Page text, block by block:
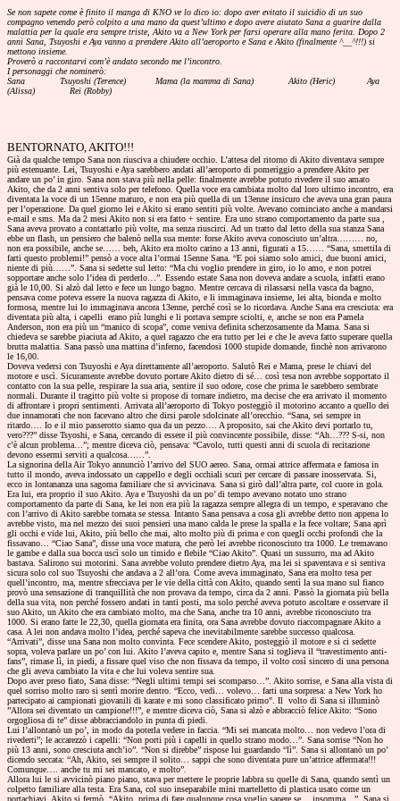
Se non sapete come è finito il manga di KNO ve lo dico io: dopo aver evitato il suicidio di un suo
compagno venendo però colpito a una mano da quest’ultimo e dopo avere aiutato Sana a guarire dalla
malattia per la quale era sempre triste, Akito va a New York per farsi operare alla mano ferita. Dopo 2
anni Sana, Tsuyoshi e Aya vanno a prendere Akito all’aeroporto e Sana e Akito (finalmente ^__^!!!) si
mettono insieme.
Proverò a raccontarvi com’è andato secondo me l’incontro.
I personaggi che nominerò:
Sana
Tsuyoshi (Terence) Mama (la mamma di Sana) Akito (Heric)
Aya
(Alissa)
Rei (Robby)
BENTORNATO, AKITO!!!
Già da qualche tempo Sana non riusciva a chiudere occhio. L’attesa del ritorno di Akito diventava sempre
più estenuante. Lei, Tsuyoshi e Aya sarebbero andati all’aeroporto di pomeriggio a prendere Akito per
andare un po’ in giro. Sana non stava più nella pelle: finalmente avrebbe potuto rivedere il suo amato
Akito, che da 2 anni sentiva solo per telefono. Quella voce era cambiata molto dal loro ultimo incontro, era
diventata la voce di un 15enne maturo, e non era più quella di un 13enne insicuro che aveva una gran paura
per l’operazione. Da quel giorno lei e Akito si erano sentiti più volte. Avevano cominciato anche a mandarsi
e-mail e sms. Ma da 2 mesi Akito non si era fatto + sentire. Era uno strano comportamento da parte sua ,
Sana aveva provato a contattarlo più volte, ma senza riuscirci. Ad un tratto dal letto della sua stanza Sana
ebbe un flash, un pensiero che balenò nella sua mente: forse Akito aveva conosciuto un’altra……… no,
non era possibile, anche se…… beh, Akito era molto carino a 13 anni, figurati a 15…… “Sana, smettila di
farti questo problemi!” pensò a voce alta l’ormai 15enne Sana. “E poi siamo solo amici, due buoni amici,
niente di più……”. Sana si sedette sul letto: “Ma chi voglio prendere in giro, io lo amo, e non potrei
sopportare anche solo l’idea di perderlo…”. Essendo estate Sana non doveva andare a scuola, infatti erano
già le 10,00. Si alzò dal letto e fece un lungo bagno. Mentre cercava di rilassarsi nella vasca da bagno,
pensava come poteva essere la nuova ragazza di Akito, e li immaginava insieme, lei alta, bionda e molto
formosa, mentre lui lo immaginava ancora 13enne, perché così se lo ricordava. Anche Sana era cresciuta: era
diventata più alta, i capelli
erano più lunghi e li portava sempre sciolti, e, anche se non era Pamela
Anderson, non era più un “manico di scopa”, come veniva definita scherzosamente da Mama. Sana si
chiedeva se sarebbe piaciuta ad Akito, a quel ragazzo che era tutto per lei e che le aveva fatto superare quella
brutta malattia. Sana passò una mattina d’inferno, facendosi 1000 stupide domande, finchè non arrivarono
le 16,00.
Doveva vedersi con Tsuyoshi e Aya direttamente all’aeroporto. Salutò Rei e Mama, prese le chiavi del
motore e uscì. Sicuramente avrebbe dovuto portare Akito dietro di sé… così tesa non avrebbe sopportato il
contatto con la sua pelle, respirare la sua aria, sentire il suo odore, cose che prima le sarebbero sembrate
normali. Durante il tragitto più volte si propose di tornare indietro, ma decise che era arrivato il momento
di affrontare i propri sentimenti. Arrivata all’aeroporto di Tokyo posteggiò il motorino accanto a quello dei
due innamorati che non facevano altro che dirsi parole sdolcinate all’orecchio. “Sana, sei sempre in
ritardo…. Io e il mio passerotto siamo qua da un pezzo…. A proposito, sai che Akito devi portarlo tu,
vero???” disse Tsyoshi, e Sana, cercando di essere il più convincente possibile, disse: “Ah…??? S-si, non
c’è alcun problema…”; mentre diceva ciò, pensava: “Cavolo, tutti questi anni di scuola di recitazione
devono essermi serviti a qualcosa……”.
La signorina della Air Tokyo annunciò l’arrivo del SUO aereo. Sana, ormai attrice affermata e famosa in
tutto il mondo, aveva indossato un cappello e degli occhiali scuri per cercare di passare inosservata. Si,
ecco in lontananza una sagoma familiare che si avvicinava. Sana si girò dall’altra parte, col cuore in gola.
Era lui, era proprio il suo Akito. Aya e Tsuyoshi da un po’ di tempo avevano notato uno strano
comportamento da parte di Sana, ke lei non era più la ragazza sempre allegra di un tempo, e speravano che
con l’arrivo di Akito sarebbe tornata se stessa. Intanto Sana pensava a cosa gli avrebbe detto non appena lo
avrebbe visto, ma nel mezzo dei suoi pensieri una mano calda le prese la spalla e la fece voltare; Sana aprì
gli occhi e vide lui, Akito, più bello che mai, alto molto più di prima e con quegli occhi profondi che la
fissavano… “Ciao Sana”, disse una voce matura, che però lei avrebbe riconosciuto tra 1000. Le tremavano
le gambe e dalla sua bocca uscì solo un timido e flebile “Ciao Akito”. Quasi un sussurro, ma ad Akito
bastava. Salirono sui motorini. Sana avrebbe voluto prendere dietro Aya, ma lei si spaventava e si sentiva
sicura solo col suo Tsuyoshi che andava a 2 all’ora. Come aveva immaginato, Sana era molto tesa per
quell’incontro, ma, mentre sfrecciava per le vie della città con Akito, quando sentì la sua mano sul fianco
provò una sensazione di tranquillità che non provava da tempo, circa da 2 anni. Passò la giornata più bella
della sua vita, non perché fossero andati in tanti posti, ma solo perché aveva potuto ascoltare e osservare il
suo Akito, un Akito che era cambiato molto, ma che Sana, anche tra 10 anni, avrebbe riconosciuto tra
1000. Si erano fatte le 22,30, quella giornata era finita, ora Sana avrebbe dovuto riaccompagnare Akito a
casa. A lei non andava molto l’idea, perché sapeva che inevitabilmente sarebbe successo qualcosa.
“Arrivati”, disse una Sana non molto convinta. Fece scendere Akito, posteggiò il motore e si ci sedette
sopra, voleva parlare un po’ con lui. Akito l’aveva capito e, mentre Sana si toglieva il “travestimento anti-
fans”, rimase lì, in piedi, a fissare quel viso che non fissava da tempo, il volto così sincero di una persona
che gli aveva cambiato la vita e che lui voleva sentire sua.
Dopo aver preso fiato, Sana disse: “Negli ultimi tempi sei scomparso…”. Akito sorrise, e Sana alla vista di
quel sorriso molto raro si sentì morire dentro. “Ecco, vedi… volevo… farti una sorpresa: a New York ho
partecipato ai campionati giovanili di karate e mi sono classificato primo". Il
volto di Sana si illuminò
”Allora sei diventato un campione!!!”, e mentre diceva ciò, Sana si alzò e abbracciò felice Akito: “Sono
orgogliosa di te” disse abbracciandolo in punta di piedi.
Lui l’allontanò un po’, in modo da poterla vedere in faccia. “Mi sei mancata molto… non vedevo l’ora di
rivederti”; le accarezzò i capelli: “Non porti più i capelli in quello strano modo…”. Sana sorrise “Non ho
più 13 anni, sono cresciuta anch’io”. “Non si direbbe” rispose lui guardando “lì”. Sana si allontanò un po’
dicendo seccata: “Ah, Akito, sei sempre il solito… sappi che sono diventata pure un’attrice affermata!!!
Comunque…. anche tu mi sei mancato, e molto”.
Allora lui le si avvicinò piano piano, stava per mettere le proprie labbra su quelle di Sana, quando sentì un
colpetto familiare alla testa. Era Sana, col suo inseparabile mini martelletto di plastica usato come un
portachiavi. Akito si fermò. “Akito, prima di fare qualunque cosa voglio sapere se… insomma…”. Sana si